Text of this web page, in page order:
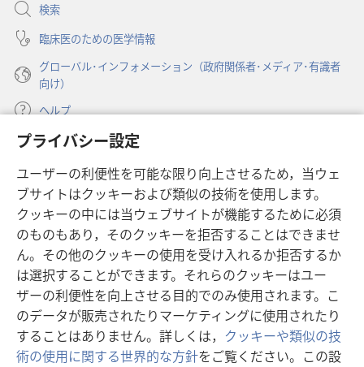
プライバシー設定
ユーザーの利便性を可能な限り向上させるため，当ウェ
ブサイトはクッキーおよび類似の技術を使用します。
クッキーの中には当ウェブサイトが機能するために必須
のものもあり，そのクッキーを拒否することはできませ
ん。その他のクッキーの使用を受け入れるか拒否するか
は選択することができます。それらのクッキーはユー
ザーの利便性を向上させる目的でのみ使用されます。こ
のデータが販売されたりマーケティングに使用されたり
することはありません。詳しくは， クッキーや類似の技
術の使用に関する世界的な方針をご覧ください。この設
く）
検索
臨床医のための医学情報
グローバル･インフォメーション（政府関係者･メディア･有識者
向け）
ヘルプ
寄付
し
い
タ
ブ
で
開
く）
ものみの塔 オンライン・ライブラリー
（新
し
い
タ
ブ
で
開
く）
JW Hub ®
（新
し
い
タ
ブ
で
開
く）
JW Library ®
Watchtower Library®